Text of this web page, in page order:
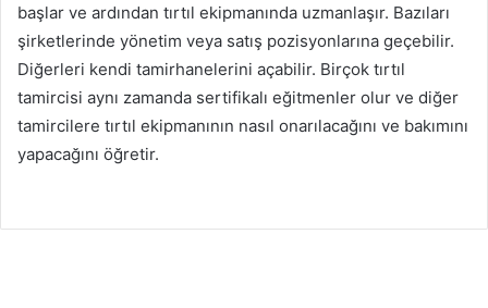
başlar ve ardından tırtıl ekipmanında uzmanlaşır. Bazıları
şirketlerinde yönetim veya satış pozisyonlarına geçebilir.
Diğerleri kendi tamirhanelerini açabilir. Birçok tırtıl
tamircisi aynı zamanda sertifikalı eğitmenler olur ve diğer
tamircilere tırtıl ekipmanının nasıl onarılacağını ve bakımını
yapacağını öğretir.